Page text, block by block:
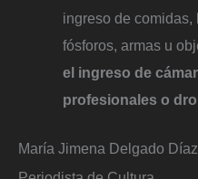
ingreso de
fósforos, armas u
el ingreso de
profesionales o
María Jimena Delgado Díaz